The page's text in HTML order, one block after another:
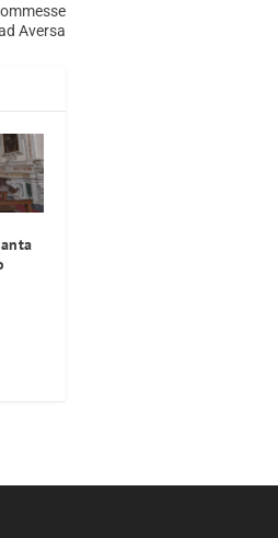
Aversa